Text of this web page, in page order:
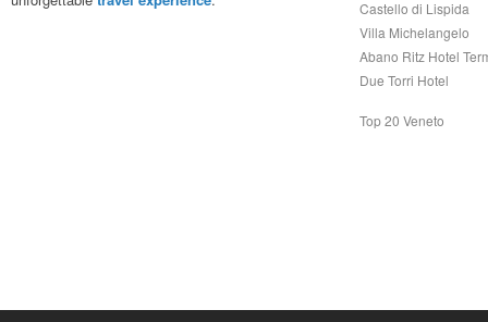
Castello di Lispida
Villa Michelangelo
Abano Ritz Hotel
Due Torri Hotel
Top 20 Veneto